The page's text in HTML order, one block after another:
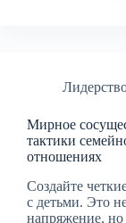
Мирное
тактики
отношениях
Создайте
с детьми. Это
напряжение, но